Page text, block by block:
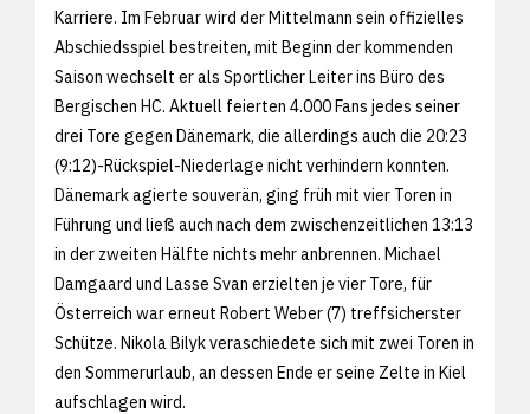
Karriere. Im Februar wird der Mittelmann sein offizielles
Abschiedsspiel bestreiten, mit Beginn der kommenden
Saison wechselt er als Sportlicher Leiter ins Büro des
Bergischen HC. Aktuell feierten 4.000 Fans jedes seiner
drei Tore gegen Dänemark, die allerdings auch die 20:23
(9:12)-Rückspiel-Niederlage nicht verhindern konnten.
Dänemark agierte souverän, ging früh mit vier Toren in
Führung und ließ auch nach dem zwischenzeitlichen 13:13
in der zweiten Hälfte nichts mehr anbrennen. Michael
Damgaard und Lasse Svan erzielten je vier Tore, für
Österreich war erneut Robert Weber (7) treffsicherster
Schütze. Nikola Bilyk veraschiedete sich mit zwei Toren in
den Sommerurlaub, an dessen Ende er seine Zelte in Kiel
aufschlagen wird.